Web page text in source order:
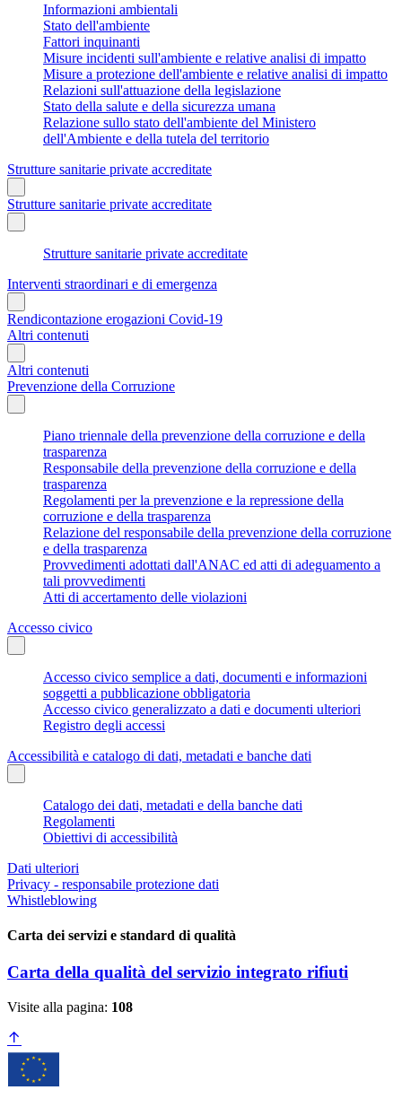
Informazioni ambientali
Stato dell'ambiente
Fattori inquinanti
Misure incidenti sull'ambiente e relative analisi di impatto
Misure a protezione dell'ambiente e relative analisi di impatto
Relazioni sull'attuazione della legislazione
Stato della salute e della sicurezza umana
Relazione sullo stato dell'ambiente del Ministero
dell'Ambiente e della tutela del territorio
Strutture sanitarie private accreditate
Strutture sanitarie private accreditate
Strutture sanitarie private accreditate
Interventi straordinari e di emergenza
Rendicontazione erogazioni Covid-19
Altri contenuti
Altri contenuti
Prevenzione della Corruzione
Piano triennale della prevenzione della corruzione e della
trasparenza
Responsabile della prevenzione della corruzione e della
trasparenza
Regolamenti per la prevenzione e la repressione della
corruzione e della trasparenza
Relazione del responsabile della prevenzione della corruzione
e della trasparenza
Provvedimenti adottati dall'ANAC ed atti di adeguamento a
tali provvedimenti
Atti di accertamento delle violazioni
Accesso civico
Accesso civico semplice a dati, documenti e informazioni
soggetti a pubblicazione obbligatoria
Accesso civico generalizzato a dati e documenti ulteriori
Registro degli accessi
Accessibilità e catalogo di dati, metadati e banche dati
Catalogo dei dati, metadati e della banche dati
Regolamenti
Obiettivi di accessibilità
Dati ulteriori
Privacy - responsabile protezione dati
Whistleblowing
Carta dei servizi e standard di qualità
Carta della qualità del servizio integrato rifiuti
Visite alla pagina: 108